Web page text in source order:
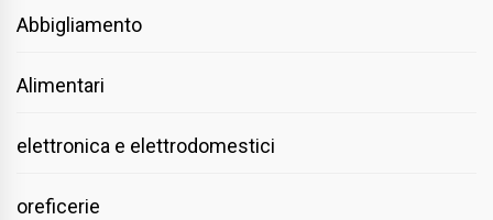
Abbigliamento
Alimentari
elettronica e elettrodomestici
oreficerie